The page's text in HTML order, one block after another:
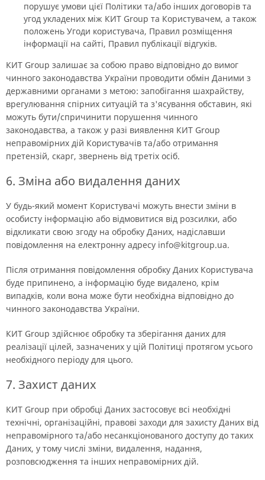
порушує умови цієї Політики та/або інших договорів та
угод укладених між КИТ Group та Користувачем, а також
положень Угоди користувача, Правил розміщення
інформації на сайті, Правил публікації відгуків.
КИТ Group залишає за собою право відповідно до вимог
чинного законодавства України проводити обмін Даними з
державними органами з метою: запобігання шахрайству,
врегулювання спірних ситуацій та з'ясування обставин, які
можуть бути/спричинити порушення чинного
законодавства, а також у разі виявлення КИТ Group
неправомірних дій Користувачів та/або отримання
претензій, скарг, звернень від третіх осіб.
6. Зміна або видалення даних
У будь-який момент Користувачі можуть внести зміни в
особисту інформацію або відмовитися від розсилки, або
відкликати свою згоду на обробку Даних, надіславши
повідомлення на електронну адресу info@kitgroup.ua.
Після отримання повідомлення обробку Даних Користувача
буде припинено, а інформацію буде видалено, крім
випадків, коли вона може бути необхідна відповідно до
чинного законодавства України.
КИТ Group здійснює обробку та зберігання даних для
реалізації цілей, зазначених у цій Політиці протягом усього
необхідного періоду для цього.
7. Захист даних
КИТ Group при обробці Даних застосовує всі необхідні
технічні, організаційні, правові заходи для захисту Даних від
неправомірного та/або несанкціонованого доступу до таких
Даних, у тому числі зміни, видалення, надання,
розповсюдження та інших неправомірних дій.